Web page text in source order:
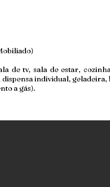
de tv, sala de estar,
individual, geladeira,
a gás).